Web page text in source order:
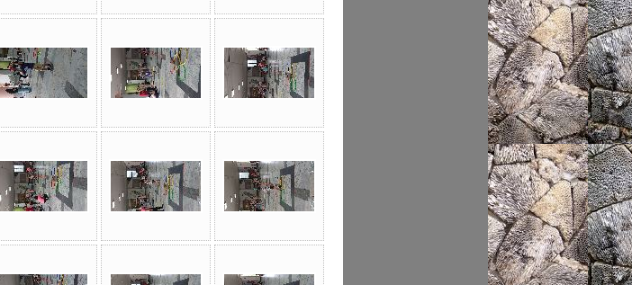
送子鳥資訊服務
Google For Education
性別主流化專區